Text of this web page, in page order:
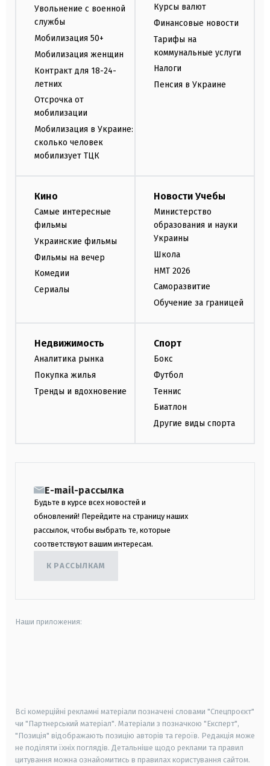
Увольнение с военной
службы
Мобилизация 50+
Мобилизация женщин
Контракт для 18-24-
летних
Отсрочка от
мобилизации
Мобилизация в Украине:
сколько человек
мобилизует ТЦК
Курсы валют
Финансовые новости
Тарифы на
коммунальные услуги
Налоги
Пенсия в Украине
Кино
Самые интересные
фильмы
Украинские фильмы
Фильмы на вечер
Комедии
Сериалы
Новости Учебы
Министерство
образования и науки
Украины
Школа
НМТ 2026
Саморазвитие
Обучение за границей
Недвижимость
Аналитика рынка
Покупка жилья
Тренды и вдохновение
Спорт
Бокс
Футбол
Теннис
Биатлон
Другие виды спорта
E-mail-рассылка
Будьте в курсе всех новостей и
обновлений! Перейдите на страницу наших
рассылок, чтобы выбрать те, которые
соответствуют вашим интересам.
К РАССЫЛКАМ
Наши приложения:
Всі комерційні рекламні матеріали позначені словами "Спецпроєкт"
чи "Партнерський матеріал". Матеріали з позначкою "Експерт",
"Позиція" відображають позицію авторів та героїв. Редакція може
не поділяти їхніх поглядів. Детальніше щодо реклами та правил
цитування можна ознайомитись в правилах користування сайтом.